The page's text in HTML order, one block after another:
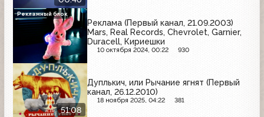
Реклама (Первый канал, 21.09.2003)
Mars, Real Records, Chevrolet, Garnier,
Duracell, Кириешки
10 октября 2024, 00:22 930
Рекламный блок
51:08
Дуплькич, или Рычание ягнят (Первый
канал, 26.12.2010)
18 ноября 2025, 04:22 381